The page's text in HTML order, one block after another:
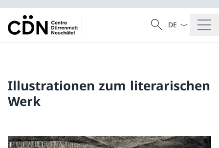
Suche
Suche
Sprach
Illustrationen zum literarischen
Werk